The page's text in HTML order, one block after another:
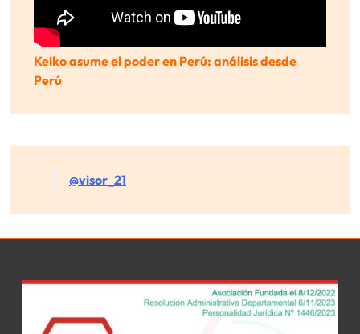
Keiko asume el poder en Perú: análisis desde
Perú
@visor_21